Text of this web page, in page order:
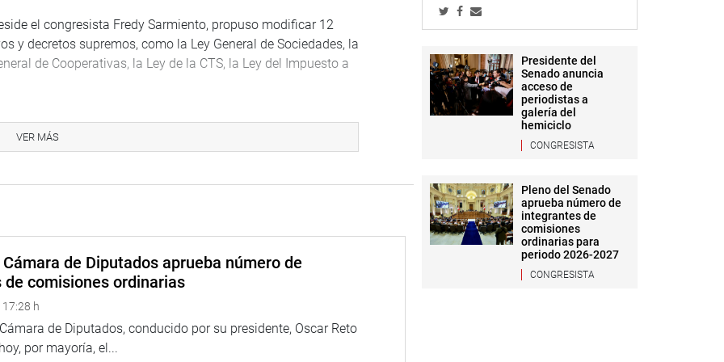
el congresista Fredy Sarmiento, propuso modificar 12
y decretos supremos, como la Ley General de Sociedades, la
de Cooperativas, la Ley de la CTS, la Ley del Impuesto a
cooperativas de ahorro y crédito de nivel 3; también modificó
de manera trimestral; finalmente se incluyó a través del
que no está en contra del proyecto de Ley de Cooperativas
que la iniciativa que ella impulsa no tiene conflicto con el
una nueva propuesta en la que se busca abarcar a otras
a las mutuales, comité de ayuda, fundaciones, entre
de Entidades Solidarias”, aseguró.
primero por dos legislaturas para su aprobación,
VER MÁS
de Diputados aprueba número de
comisiones ordinarias
h
de Diputados, conducido por su presidente, Oscar Reto
por mayoría, el...
Presidente del
Senado anuncia
acceso de
periodistas a
galería del
hemiciclo
CONGRESISTA
Pleno del Senado
aprueba número de
integrantes de
comisiones
ordinarias para
periodo 2026-2027
CONGRESISTA